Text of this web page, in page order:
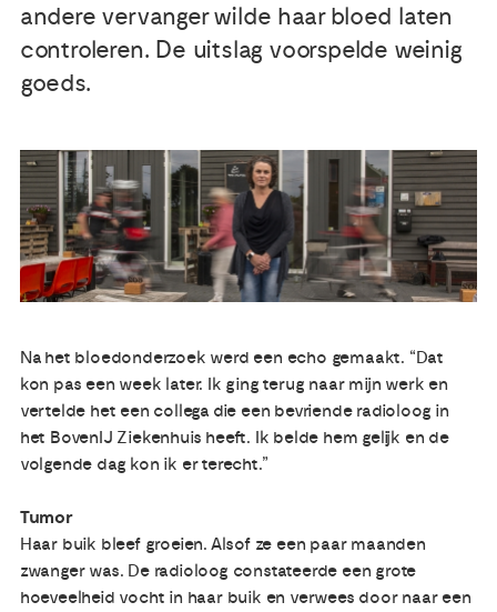
Over ons
Contact
andere vervanger wilde haar bloed laten
controleren. De uitslag voorspelde weinig
goeds.
Na het bloedonderzoek werd een echo gemaakt. “Dat
kon pas een week later. Ik ging terug naar mijn werk en
vertelde het een collega die een bevriende radioloog in
het BovenIJ Ziekenhuis heeft. Ik belde hem gelijk en de
volgende dag kon ik er terecht.”
Tumor
Haar buik bleef groeien. Alsof ze een paar maanden
zwanger was. De radioloog constateerde een grote
hoeveelheid vocht in haar buik en verwees door naar een